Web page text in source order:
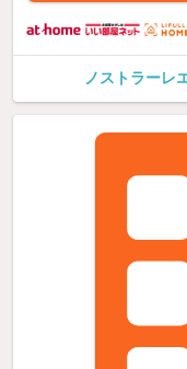
ノストラーレ